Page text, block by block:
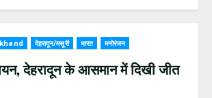
देहरादून/मसूरी भारत मनोरंजन
देहरादून के आसमान में दिखी जीत